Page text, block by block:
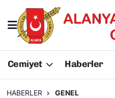
Cemiyet Haberler
HABERLER GENEL
Hakkımızda
Başkanlarımız
Yönetim Kurulu
Başkan Hakkında
AGC Hakkında
Yönetim Kurulu